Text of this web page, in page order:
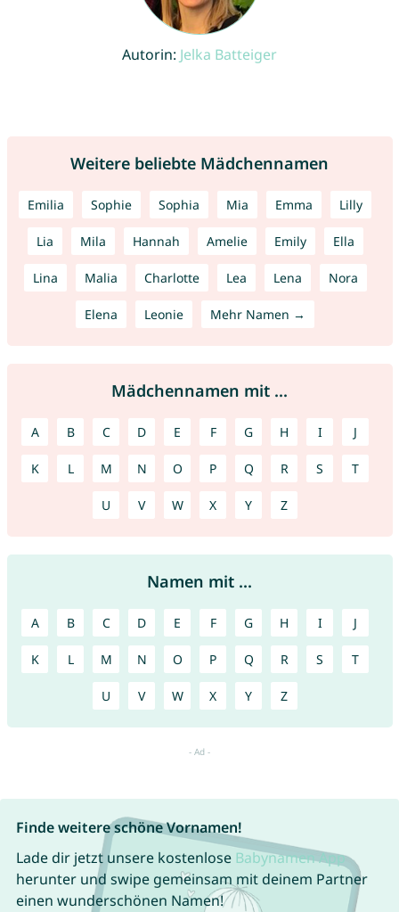
Autorin: Jelka Batteiger
Weitere beliebte Mädchennamen
Emilia Sophie Sophia Mia Emma Lilly
Lia Mila Hannah Amelie Emily Ella
Lina Malia Charlotte Lea Lena Nora
Elena Leonie Mehr Namen →
Mädchennamen mit ...
A B C D E F G H I J
K L M N O P Q R S T
U V W X Y Z
Namen mit ...
A B C D E F G H I J
K L M N O P Q R S T
U V W X Y Z
Finde weitere schöne Vornamen!
Lade dir jetzt unsere kostenlose Babynamen App
herunter und swipe gemeinsam mit deinem Partner
einen wunderschönen Namen!